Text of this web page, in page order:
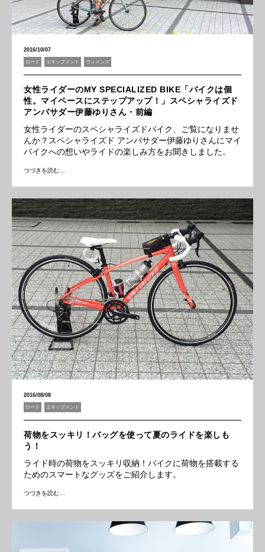
2016/10/07
ロード エキップメント ウィメンズ
女性ライダーのMY SPECIALIZED BIKE「バイクは個
性。マイペースにステップアップ！」スペシャライズド
アンバサダー伊藤ゆりさん・前編
女性ライダーのスペシャライズドバイク、ご覧になりませ
んか？スペシャライズド アンバサダー伊藤ゆりさんにマイ
バイクへの想いやライドの楽しみ方をお聞きしました。
つづきを読む…
2016/08/08
ロード エキップメント
荷物をスッキリ！バッグを使って夏のライドを楽しも
う！
ライド時の荷物をスッキリ収納！バイクに荷物を搭載する
ためのスマートなグッズをご紹介します。
つづきを読む…